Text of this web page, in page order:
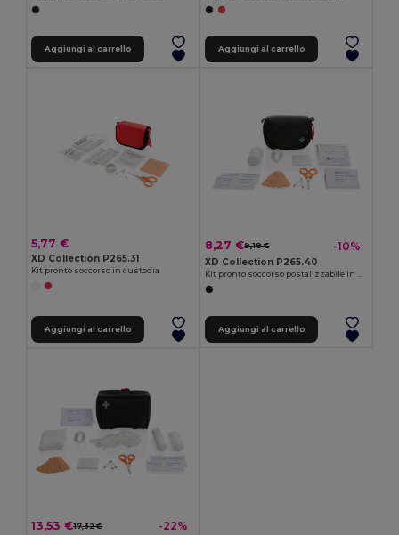
Aggiungi al carrello Aggiungi al carrello
5,77 €
XD Collection P265.31
Kit pronto soccorso in custodia
Aggiungi al carrello
8,27 €9,18 € -10%
XD Collection P265.40
Kit pronto soccorso postalizzabile in PU riciclato RCS
Aggiungi al carrello
13,53 €17,32 € -22%